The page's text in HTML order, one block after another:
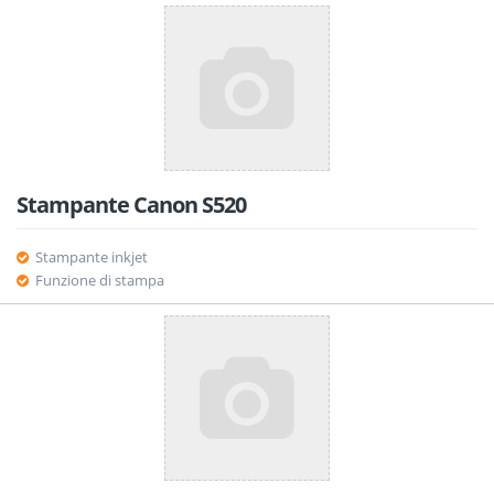
Stampante Canon S520
Stampante inkjet
Funzione di stampa